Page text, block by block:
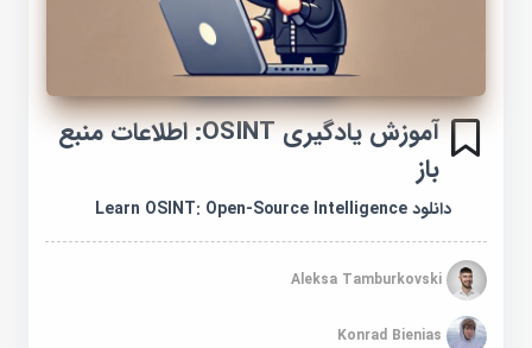
آموزش یادگیری OSINT: اطلاعات منبع
باز
دانلود Learn OSINT: Open-Source Intelligence
Aleksa Tamburkovski
Konrad Bienias